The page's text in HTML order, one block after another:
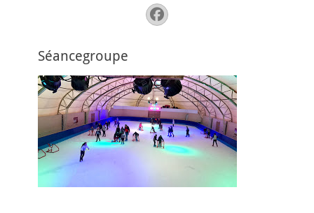
Facebook
Séancegroupe